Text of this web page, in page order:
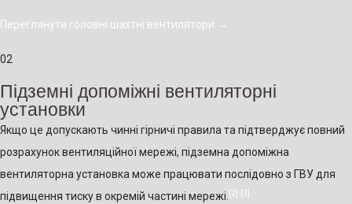
Переглянути головні шахтні вентилятори →
02
Підземні допоміжні вентиляторні
установки
Якщо це допускають чинні гірничі правила та підтверджує повний
розрахунок вентиляційної мережі, підземна допоміжна
вентиляторна установка може працювати послідовно з ГВУ для
підвищення тиску в окремій частині мережі. [2] [3]